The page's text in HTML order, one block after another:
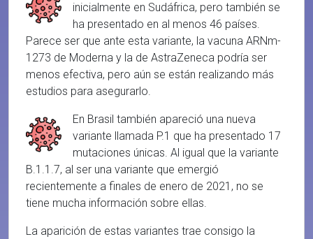
inicialmente en Sudáfrica, pero también se
ha presentado en al menos 46 países.
Parece ser que ante esta variante, la vacuna ARNm-
1273 de Moderna y la de AstraZeneca podría ser
menos efectiva, pero aún se están realizando más
estudios para asegurarlo.
En Brasil también apareció una nueva
variante llamada P.1 que ha presentado 17
mutaciones únicas. Al igual que la variante
B.1.1.7, al ser una variante que emergió
recientemente a finales de enero de 2021, no se
tiene mucha información sobre ellas.
La aparición de estas variantes trae consigo la